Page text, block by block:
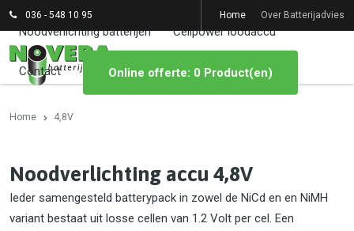
036 - 548 10 95 Home Over Batterijadvies
Noodverlichting batterijen Cellpower loodaccu
Contact Online offerte: 0 Product(en)
Home 4,8V
Noodverlichting accu 4,8V
Ieder samengesteld batterypack in zowel de NiCd en en NiMH
variant bestaat uit losse cellen van 1.2 Volt per cel. Een